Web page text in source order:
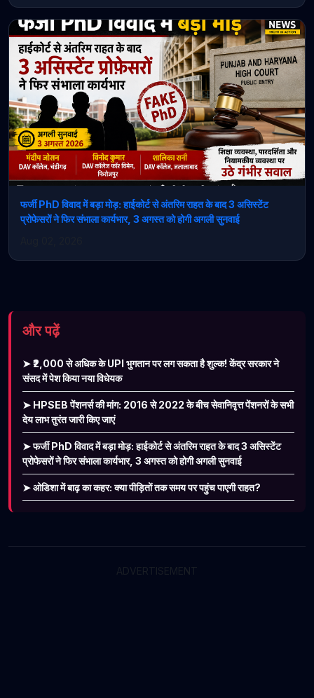
फर्जी PhD विवाद में बड़ा मोड़: हाईकोर्ट से अंतरिम राहत के बाद 3 असिस्टेंट
प्रोफेसरों ने फिर संभाला कार्यभार, 3 अगस्त को होगी अगली सुनवाई
और पढ़ें
➤ ₹2,000 से अधिक के UPI भुगतान पर लग सकता है शुल्क! केंद्र सरकार ने
संसद में पेश किया नया विधेयक
➤ HPSEB पेंशनर्स की मांग: 2016 से 2022 के बीच सेवानिवृत्त पेंशनरों के सभी
देय लाभ तुरंत जारी किए जाएं
➤ फर्जी PhD विवाद में बड़ा मोड़: हाईकोर्ट से अंतरिम राहत के बाद 3 असिस्टेंट
प्रोफेसरों ने फिर संभाला कार्यभार, 3 अगस्त को होगी अगली सुनवाई
➤ ओडिशा में बाढ़ का कहर: क्या पीड़ितों तक समय पर पहुंच पाएगी राहत?
ADVERTISEMENT